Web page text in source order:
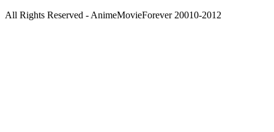
All Rights Reserved - AnimeMovieForever 20010-2012